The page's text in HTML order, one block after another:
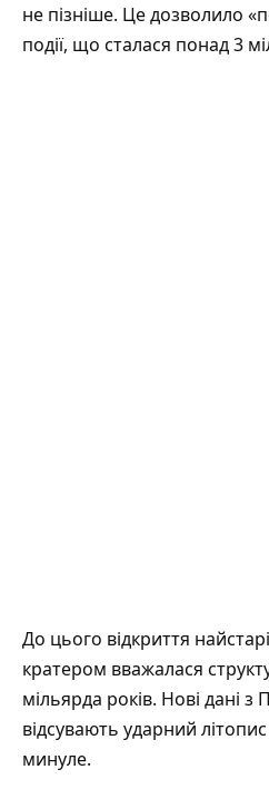
не пізніше. Це дозволило
події, що сталася понад 3
До цього відкриття
кратером вважалася
мільярда років. Нові дані з
відсувають ударний
минуле.